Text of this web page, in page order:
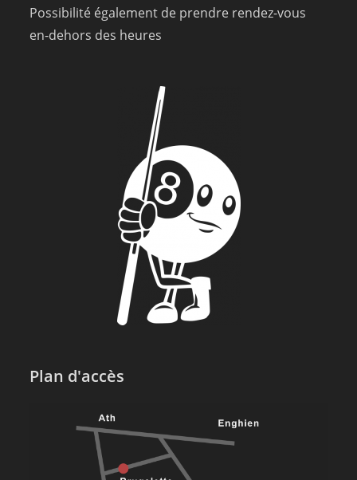
Possibilité également de prendre rendez-vous
en-dehors des heures
Plan d'accès